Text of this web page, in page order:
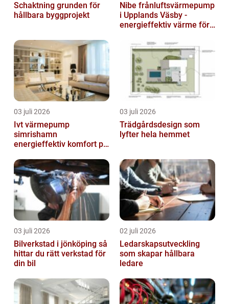
Schaktning grunden för
hållbara byggprojekt
Nibe frånluftsvärmepump
i Upplands Väsby -
energieffektiv värme för
03 juli 2026
Ivt värmepump
simrishamn
energieffektiv komfort på
03 juli 2026
Trädgårdsdesign som
lyfter hela hemmet
03 juli 2026
Bilverkstad i jönköping så
hittar du rätt verkstad för
din bil
02 juli 2026
Ledarskapsutveckling
som skapar hållbara
ledare